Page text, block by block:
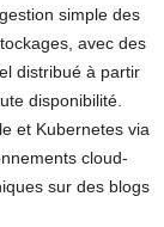
simple des
avec des
distribué à partir
disponibilité.
et Kubernetes via
cloud-
sur des blogs